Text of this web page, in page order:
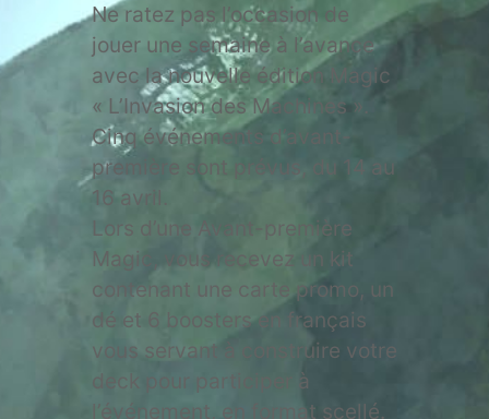
Ne ratez pas l’occasion de
jouer une semaine à l’avance
avec la nouvelle édition Magic
« L’Invasion des Machines ».
Cinq événements d’avant-
première sont prévus, du 14 au
16 avril.
Lors d’une Avant-première
Magic, vous recevez un kit
contenant une carte promo, un
dé et 6 boosters en français
vous servant à construire votre
deck pour participer à
l’événement, en format scellé.